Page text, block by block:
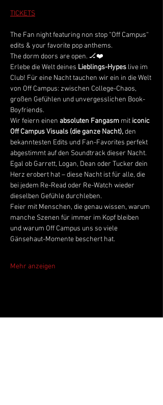
TICKETS
The Fan night featuring non stop “Off Campus“
edits & your favorite pop anthems.
The dorm doors are open. 🏒❤️
Erlebe die Welt deines Lieblings-Hypes live im
Club! Für eine Nacht tauchen wir ein in die Welt
von Off Campus: zwischen College-Chaos,
großen Gefühlen und unvergesslichen Book-
Boyfriends.
Wir feiern einen absoluten Fangasm mit iconic
Off Campus Visuals (die ganze Nacht), den
bekanntesten Edits und Fan-Favorites perfekt
abgestimmt auf den Soundtrack dieser Nacht.
Egal ob Garrett, Logan, Dean oder Tucker dein
Herz erobert hat – diese Nacht ist für alle, die
bei jedem Re-Read oder Re-Watch wieder
dieselben Gefühle durchleben.
Feier mit Menschen, die genau wissen, warum
manche Szenen für immer im Kopf bleiben
und warum Off Campus uns so viele
Gänsehaut-Momente beschert hat.
Mehr anzeigen